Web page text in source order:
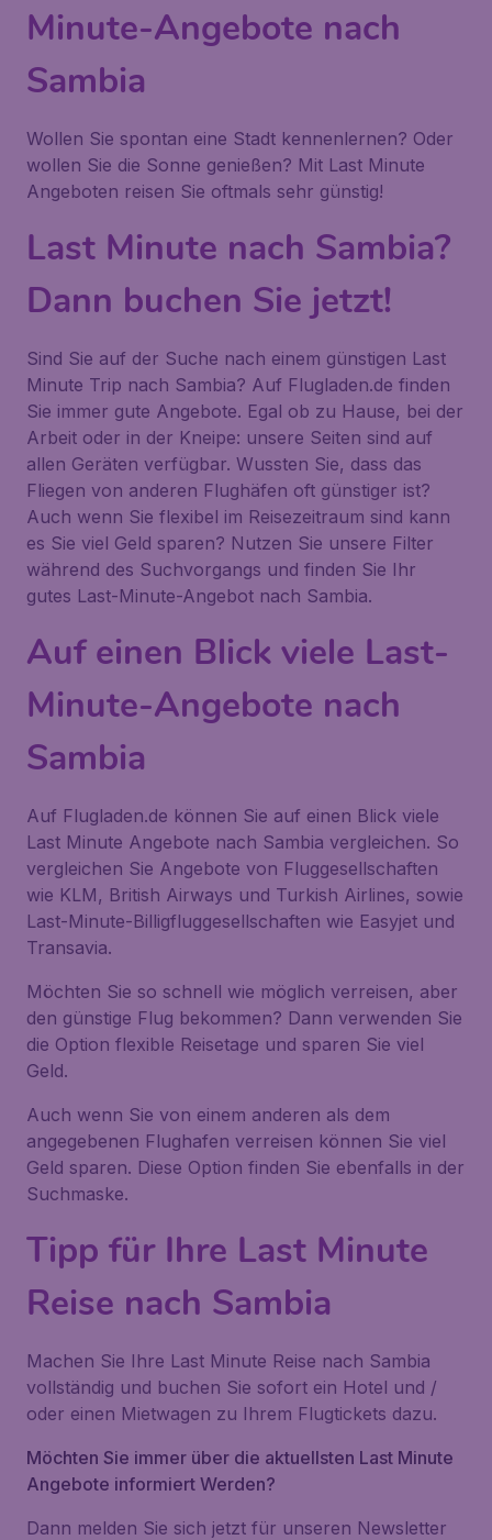
Minute-Angebote nach
Sambia
Wollen Sie spontan eine Stadt kennenlernen? Oder
wollen Sie die Sonne genießen? Mit Last Minute
Angeboten reisen Sie oftmals sehr günstig!
Last Minute nach Sambia?
Dann buchen Sie jetzt!
Sind Sie auf der Suche nach einem günstigen Last
Minute Trip nach Sambia? Auf Flugladen.de finden
Sie immer gute Angebote. Egal ob zu Hause, bei der
Arbeit oder in der Kneipe: unsere Seiten sind auf
allen Geräten verfügbar. Wussten Sie, dass das
Fliegen von anderen Flughäfen oft günstiger ist?
Auch wenn Sie flexibel im Reisezeitraum sind kann
es Sie viel Geld sparen? Nutzen Sie unsere Filter
während des Suchvorgangs und finden Sie Ihr
gutes Last-Minute-Angebot nach Sambia.
Auf einen Blick viele Last-
Minute-Angebote nach
Sambia
Auf Flugladen.de können Sie auf einen Blick viele
Last Minute Angebote nach Sambia vergleichen. So
vergleichen Sie Angebote von Fluggesellschaften
wie KLM, British Airways und Turkish Airlines, sowie
Last-Minute-Billigfluggesellschaften wie Easyjet und
Transavia.
Möchten Sie so schnell wie möglich verreisen, aber
den günstige Flug bekommen? Dann verwenden Sie
die Option flexible Reisetage und sparen Sie viel
Geld.
Auch wenn Sie von einem anderen als dem
angegebenen Flughafen verreisen können Sie viel
Geld sparen. Diese Option finden Sie ebenfalls in der
Suchmaske.
Tipp für Ihre Last Minute
Reise nach Sambia
Machen Sie Ihre Last Minute Reise nach Sambia
vollständig und buchen Sie sofort ein Hotel und /
oder einen Mietwagen zu Ihrem Flugtickets dazu.
Möchten Sie immer über die aktuellsten Last Minute
Angebote informiert Werden?
Dann melden Sie sich jetzt für unseren Newsletter